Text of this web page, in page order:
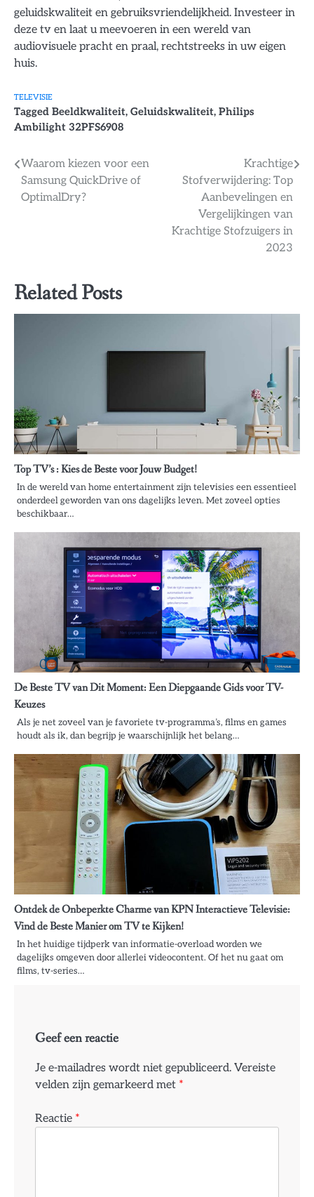
geluidskwaliteit en gebruiksvriendelijkheid. Investeer in
deze tv en laat u meevoeren in een wereld van
audiovisuele pracht en praal, rechtstreeks in uw eigen
huis.
TELEVISIE
Tagged Beeldkwaliteit, Geluidskwaliteit, Philips
Ambilight 32PFS6908
Bericht
navigatie
Waarom kiezen voor een
Samsung QuickDrive of
OptimalDry?
Krachtige
Stofverwijdering: Top
Aanbevelingen en
Vergelijkingen van
Krachtige Stofzuigers in
2023
Related Posts
Top TV’s : Kies de Beste voor Jouw Budget!
In de wereld van home entertainment zijn televisies een essentieel
onderdeel geworden van ons dagelijks leven. Met zoveel opties
beschikbaar…
De Beste TV van Dit Moment: Een Diepgaande Gids voor TV-
Keuzes
Als je net zoveel van je favoriete tv-programma’s, films en games
houdt als ik, dan begrijp je waarschijnlijk het belang…
Ontdek de Onbeperkte Charme van KPN Interactieve Televisie:
Vind de Beste Manier om TV te Kijken!
In het huidige tijdperk van informatie-overload worden we
dagelijks omgeven door allerlei videocontent. Of het nu gaat om
films, tv-series…
Geef een reactie
Je e-mailadres wordt niet gepubliceerd. Vereiste
velden zijn gemarkeerd met *
Reactie *